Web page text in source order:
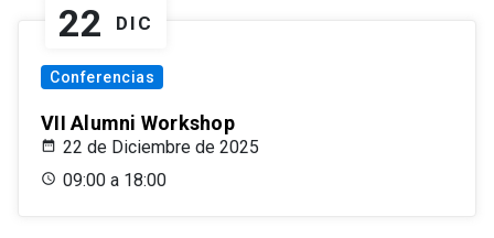
22 DIC
Conferencias
VII Alumni Workshop
22 de Diciembre de 2025
09:00 a 18:00